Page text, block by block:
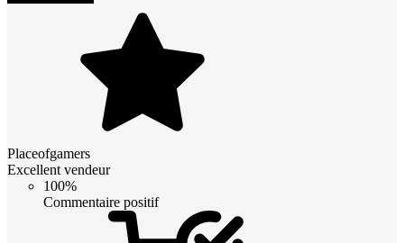
Placeofgamers
Excellent vendeur
100%
Commentaire positif